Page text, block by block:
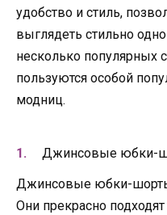
удобство и стиль,
выглядеть стильно
несколько популярных
пользуются особой
модниц.
Джинсовые юбки-
Джинсовые юбки-шорты
Они прекрасно